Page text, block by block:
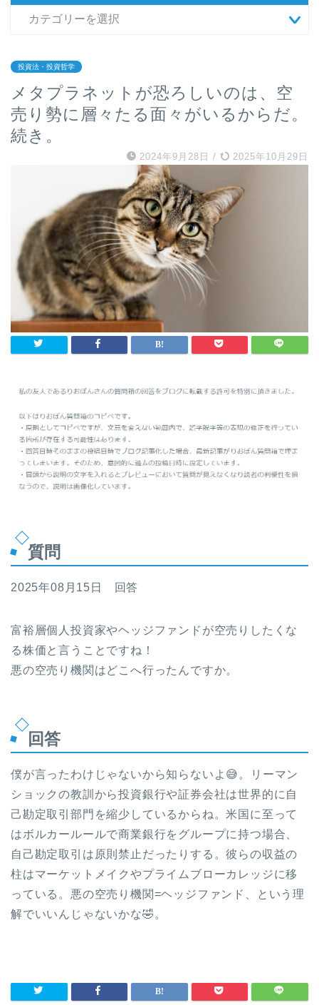
投資法・投資哲学
メタプラネットが恐ろしいのは、空
売り勢に層々たる面々がいるからだ。
続き。
2024年9月28日 / 2025年10月29日
質問
2025年08月15日 回答
富裕層個人投資家やヘッジファンドが空売りしたくな
る株価と言うことですね！
悪の空売り機関はどこへ行ったんですか。
回答
僕が言ったわけじゃないから知らないよ😅。リーマン
ショックの教訓から投資銀行や証券会社は世界的に自
己勘定取引部門を縮少しているからね。米国に至って
はボルカールールで商業銀行をグループに持つ場合、
自己勘定取引は原則禁止だったりする。彼らの収益の
柱はマーケットメイクやプライムブローカレッジに移
っている。悪の空売り機関=ヘッジファンド、という理
解でいいんじゃないかな🤣。